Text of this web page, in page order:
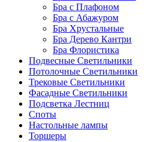
Бра с Плафоном
Бра с Абажуром
Бра Хрустальные
Бра Дерево Кантри
Бра Флористика
Подвесные Светильники
Потолочные Светильники
Трековые Светильники
Фасадные Светильники
Подсветка Лестниц
Споты
Настольные лампы
Торшеры